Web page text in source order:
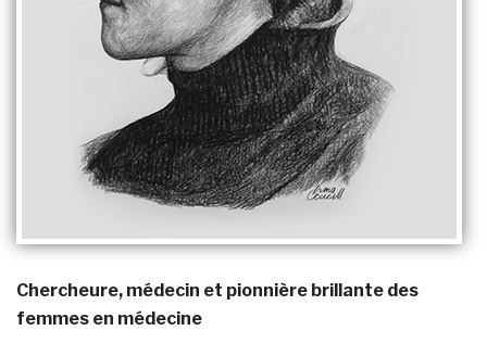
Chercheure, médecin et pionnière brillante des
femmes en médecine